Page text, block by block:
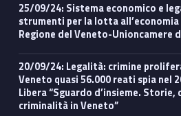
25/09/24: Sistema economico e legalità, regole e
strumenti per la lotta all’economia
Regione del Veneto-Unioncamere
20/09/24: Legalità: crimine proliferato in pandemia, in
Veneto quasi 56.000 reati spia nel
Libera “Sguardo d’insieme.
criminalità in Veneto”